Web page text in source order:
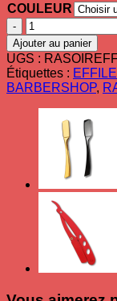
COULEUR
quantité
de
Rasoir
effilage
anneau
style
Feather
coiffeur
Ajouter au panier
UGS :
Étiquettes :
BARBERSHOP,